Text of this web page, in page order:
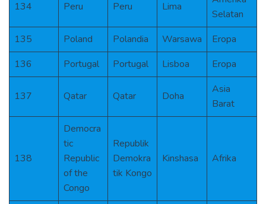
134 Peru Peru Lima
Selatan
135
Poland Polandia Warsawa
Eropa
136
Portugal Portugal Lisboa Eropa
137 Qatar Qatar Doha
Asia
Barat
138
Democra
tic
Republic
of the
Congo
Republik
Demokra
tik Kongo
Kinshasa Afrika